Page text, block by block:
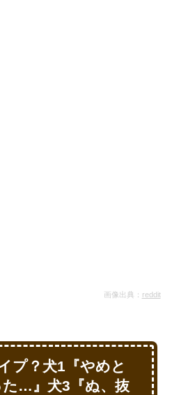
画像出典： reddit
プ？犬1『やめと
た…』犬3『ぬ、抜